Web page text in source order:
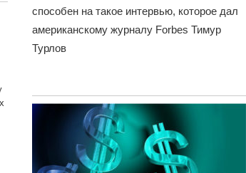
способен на такое интервью, которое дал
американскому журналу Forbes Тимур
Турлов